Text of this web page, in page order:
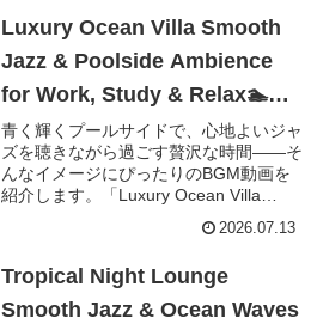
Luxury Ocean Villa Smooth
Jazz & Poolside Ambience
for Work, Study & Relax🏊プ
ールサイドヴィラで聴く贅沢な
作業用スムースジャズBGM【1
時間40分】
青く輝くプールサイドで、心地よいジャ
ズを聴きながら過ごす贅沢な時間――そ
んなイメージにぴったりのBGM動画を
紹介します。「Luxury Ocean Villa
2026.07.13
Tropical Night Lounge
Smooth Jazz & Ocean Waves